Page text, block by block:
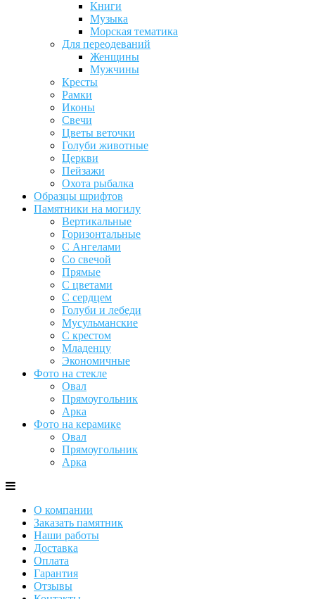
Книги
Музыка
Морская тематика
Для переодеваний
Женщины
Мужчины
Кресты
Рамки
Иконы
Свечи
Цветы веточки
Голуби животные
Церкви
Пейзажи
Охота рыбалка
Образцы шрифтов
Памятники на могилу
Вертикальные
Горизонтальные
С Ангелами
Со свечой
Прямые
С цветами
С сердцем
Голуби и лебеди
Мусульманские
С крестом
Младенцу
Экономичные
Фото на стекле
Овал
Прямоугольник
Арка
Фото на керамике
Овал
Прямоугольник
Арка
О компании
Заказать памятник
Наши работы
Доставка
Оплата
Гарантия
Отзывы